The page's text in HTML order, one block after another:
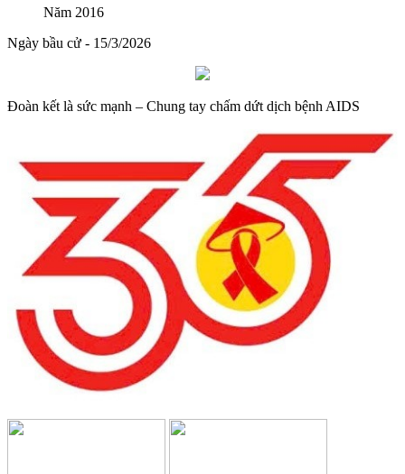
Năm 2016
Ngày bầu cử - 15/3/2026
Đoàn kết là sức mạnh – Chung tay chấm dứt dịch bệnh AIDS